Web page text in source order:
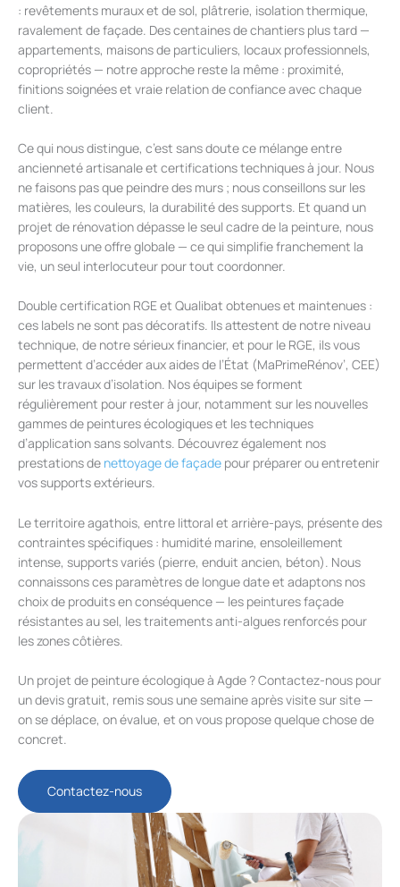
: revêtements muraux et de sol, plâtrerie, isolation thermique,
ravalement de façade. Des centaines de chantiers plus tard —
appartements, maisons de particuliers, locaux professionnels,
copropriétés — notre approche reste la même : proximité,
finitions soignées et vraie relation de confiance avec chaque
client.
Ce qui nous distingue, c’est sans doute ce mélange entre
ancienneté artisanale et certifications techniques à jour. Nous
ne faisons pas que peindre des murs ; nous conseillons sur les
matières, les couleurs, la durabilité des supports. Et quand un
projet de rénovation dépasse le seul cadre de la peinture, nous
proposons une offre globale — ce qui simplifie franchement la
vie, un seul interlocuteur pour tout coordonner.
Double certification RGE et Qualibat obtenues et maintenues :
ces labels ne sont pas décoratifs. Ils attestent de notre niveau
technique, de notre sérieux financier, et pour le RGE, ils vous
permettent d’accéder aux aides de l’État (MaPrimeRénov’, CEE)
sur les travaux d’isolation. Nos équipes se forment
régulièrement pour rester à jour, notamment sur les nouvelles
gammes de peintures écologiques et les techniques
d’application sans solvants. Découvrez également nos
prestations de nettoyage de façade pour préparer ou entretenir
vos supports extérieurs.
Le territoire agathois, entre littoral et arrière-pays, présente des
contraintes spécifiques : humidité marine, ensoleillement
intense, supports variés (pierre, enduit ancien, béton). Nous
connaissons ces paramètres de longue date et adaptons nos
choix de produits en conséquence — les peintures façade
résistantes au sel, les traitements anti-algues renforcés pour
les zones côtières.
Un projet de peinture écologique à Agde ? Contactez-nous pour
un devis gratuit, remis sous une semaine après visite sur site —
on se déplace, on évalue, et on vous propose quelque chose de
concret.
Contactez-nous